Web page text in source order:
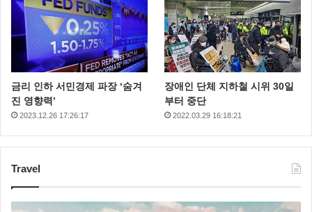
금리 인하 서민경제 파장 ‘숨겨
진 영향력’
2023.12.26 17:26:17
장애인 단체 지하철 시위 30일
부터 중단
2022.03.29 16:18:21
Travel